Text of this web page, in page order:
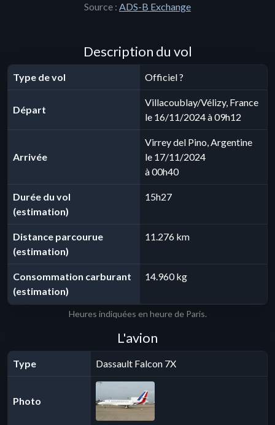
Source : ADS-B Exchange
Description du vol
Type de vol Officiel ?
Départ
Villacoublay/Vélizy, France
le 16/11/2024 à 09h12
Arrivée
Virrey del Pino, Argentine
le 17/11/2024
à 00h40
Durée du vol
(estimation)
15h27
Distance parcourue
(estimation)
11.276 km
Consommation carburant
(estimation)
14.960 kg
Heures indiquées en heure de Paris.
L'avion
Type Dassault Falcon 7X
Photo